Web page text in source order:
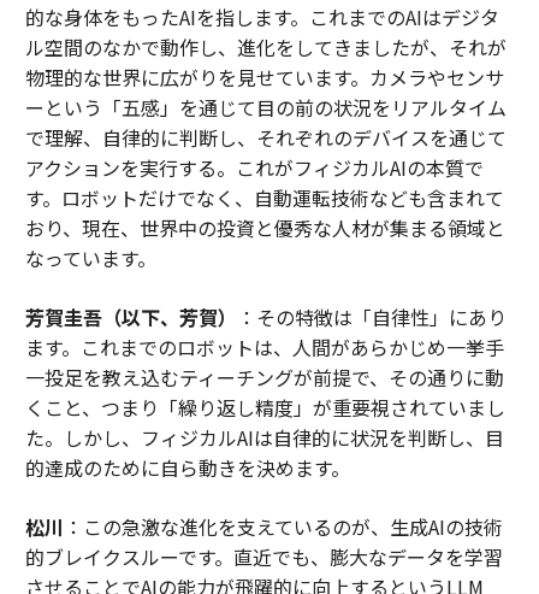
的な身体をもったAIを指します。これまでのAIはデジタ
ル空間のなかで動作し、進化をしてきましたが、それが
物理的な世界に広がりを見せています。カメラやセンサ
ーという「五感」を通じて目の前の状況をリアルタイム
で理解、自律的に判断し、それぞれのデバイスを通じて
アクションを実行する。これがフィジカルAIの本質で
す。ロボットだけでなく、自動運転技術なども含まれて
おり、現在、世界中の投資と優秀な人材が集まる領域と
なっています。
芳賀圭吾（以下、芳賀）
：その特徴は「自律性」にあり
ます。これまでのロボットは、人間があらかじめ一挙手
一投足を教え込むティーチングが前提で、その通りに動
くこと、つまり「繰り返し精度」が重要視されていまし
た。しかし、フィジカルAIは自律的に状況を判断し、目
的達成のために自ら動きを決めます。
松川 ：この急激な進化を支えているのが、生成AIの技術
的ブレイクスルーです。直近でも、膨大なデータを学習
させることでAIの能力が飛躍的に向上するというLLM